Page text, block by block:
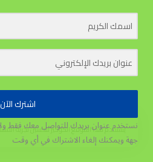
يستخدم هذا الموقع الكوكيز لتحسين تجربة
اشترك الآن
نستخدم عنوان بريدك للتواصل معك فقط
جهةويمكنك إلغاء الاشتراك في أي وقت